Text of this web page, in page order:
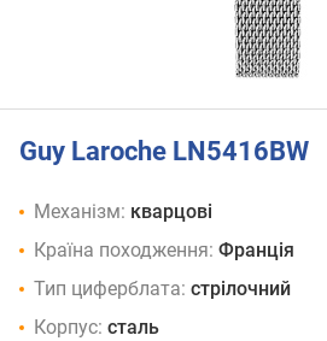
Guy Laroche LN5416BW
Механізм: кварцові
Країна походження: Франція
Тип циферблата: стрілочний
Корпус: сталь